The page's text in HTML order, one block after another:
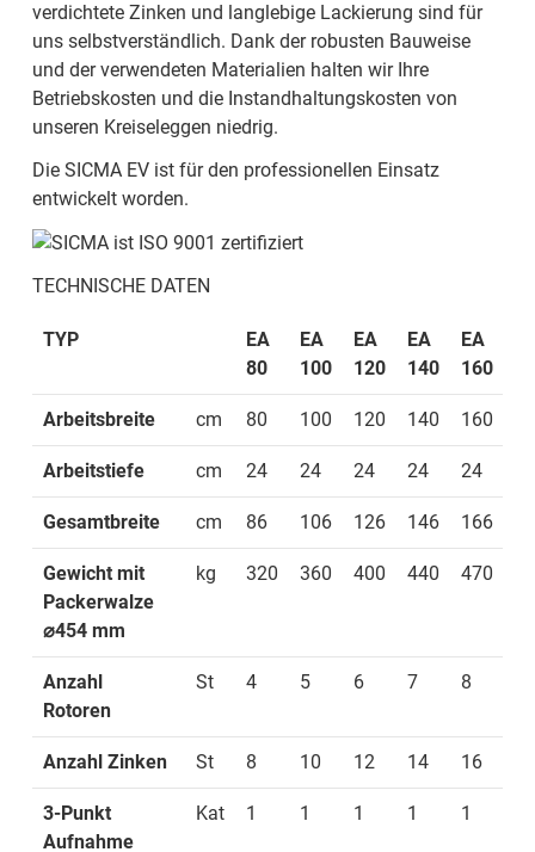
verdichtete Zinken und langlebige Lackierung sind für
uns selbstverständlich. Dank der robusten Bauweise
und der verwendeten Materialien halten wir Ihre
Betriebskosten und die Instandhaltungskosten von
unseren Kreiseleggen niedrig.
Die SICMA EV ist für den professionellen Einsatz
entwickelt worden.
TECHNISCHE DATEN
TYP
EA
80
EA
100
EA
120
EA
140
EA
160
Arbeitsbreite cm 80 100 120 140 160
Arbeitstiefe cm 24 24 24 24 24
Gesamtbreite cm 86 106 126 146 166
Gewicht mit
Packerwalze
⌀454 mm
kg 320 360 400 440 470
Anzahl
Rotoren
St 4 5 6 7 8
Anzahl Zinken St 8 10 12 14 16
3-Punkt
Aufnahme
Kat 1 1 1 1 1